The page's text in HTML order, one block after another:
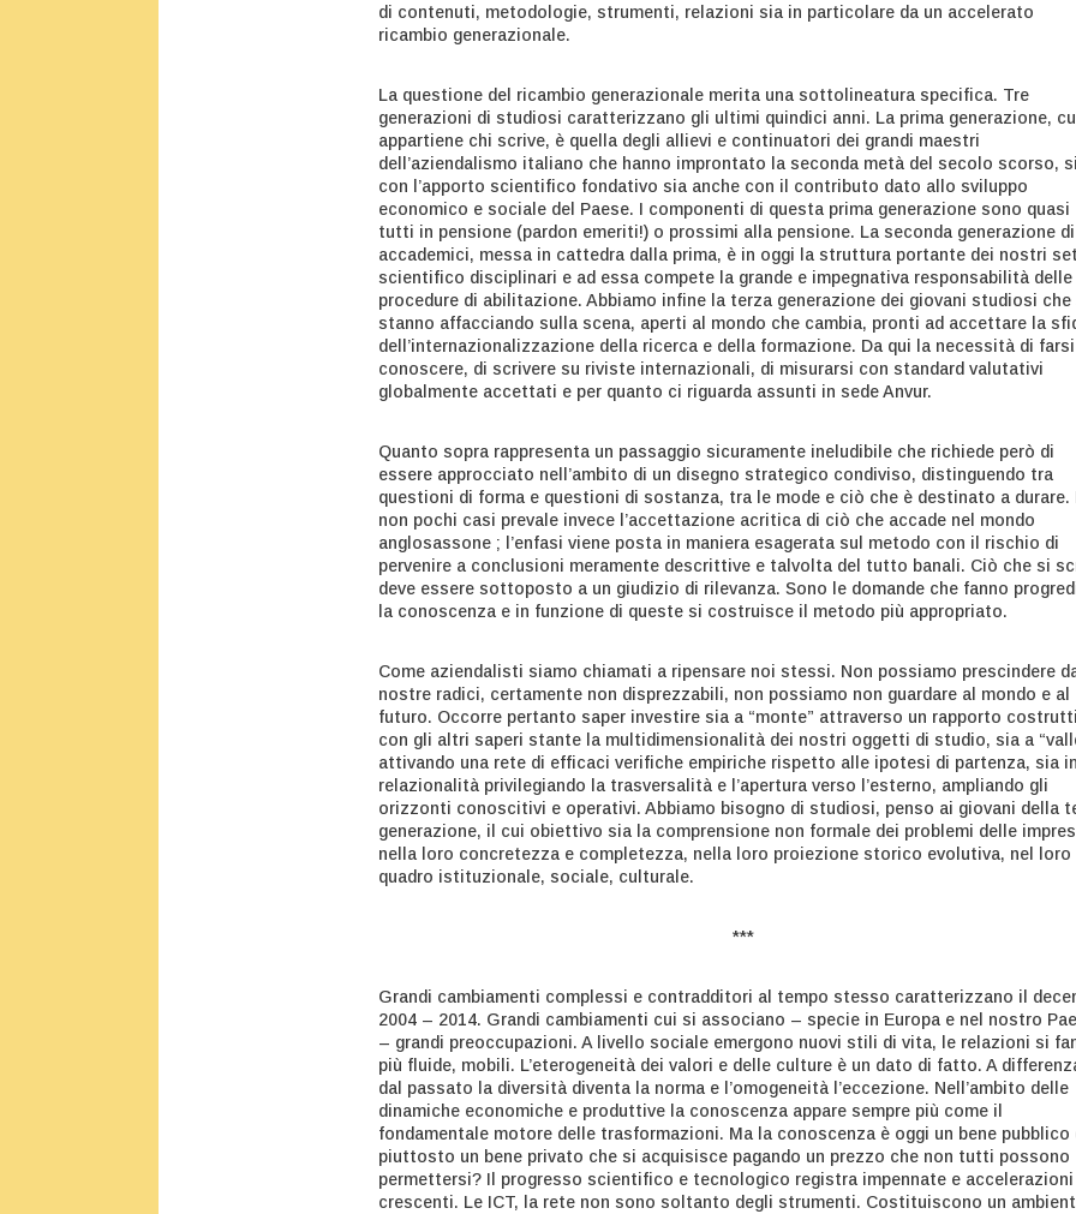
di contenuti, metodologie, strumenti, relazioni sia in particolare da un accelerato
ricambio generazionale.
La questione del ricambio generazionale merita una sottolineatura specifica. Tre
generazioni di studiosi caratterizzano gli ultimi quindici anni. La prima generazione,
appartiene chi scrive, è quella degli allievi e continuatori dei grandi maestri
dell’aziendalismo italiano che hanno improntato la seconda metà del secolo scorso,
con l’apporto scientifico fondativo sia anche con il contributo dato allo sviluppo
economico e sociale del Paese. I componenti di questa prima generazione sono quasi
tutti in pensione (pardon emeriti!) o prossimi alla pensione. La seconda generazione di
accademici, messa in cattedra dalla prima, è in oggi la struttura portante dei nostri
scientifico disciplinari e ad essa compete la grande e impegnativa responsabilità delle
procedure di abilitazione. Abbiamo infine la terza generazione dei giovani studiosi che
stanno affacciando sulla scena, aperti al mondo che cambia, pronti ad accettare la
dell’internazionalizzazione della ricerca e della formazione. Da qui la necessità di farsi
conoscere, di scrivere su riviste internazionali, di misurarsi con standard valutativi
globalmente accettati e per quanto ci riguarda assunti in sede Anvur.
Quanto sopra rappresenta un passaggio sicuramente ineludibile che richiede però di
essere approcciato nell’ambito di un disegno strategico condiviso, distinguendo tra
questioni di forma e questioni di sostanza, tra le mode e ciò che è destinato a durare.
non pochi casi prevale invece l’accettazione acritica di ciò che accade nel mondo
anglosassone ; l’enfasi viene posta in maniera esagerata sul metodo con il rischio di
pervenire a conclusioni meramente descrittive e talvolta del tutto banali. Ciò che si
deve essere sottoposto a un giudizio di rilevanza. Sono le domande che fanno
la conoscenza e in funzione di queste si costruisce il metodo più appropriato.
Come aziendalisti siamo chiamati a ripensare noi stessi. Non possiamo prescindere
nostre radici, certamente non disprezzabili, non possiamo non guardare al mondo e al
futuro. Occorre pertanto saper investire sia a “monte” attraverso un rapporto
con gli altri saperi stante la multidimensionalità dei nostri oggetti di studio, sia a
attivando una rete di efficaci verifiche empiriche rispetto alle ipotesi di partenza, sia in
relazionalità privilegiando la trasversalità e l’apertura verso l’esterno, ampliando gli
orizzonti conoscitivi e operativi. Abbiamo bisogno di studiosi, penso ai giovani della
generazione, il cui obiettivo sia la comprensione non formale dei problemi delle
nella loro concretezza e completezza, nella loro proiezione storico evolutiva, nel loro
quadro istituzionale, sociale, culturale.
***
Grandi cambiamenti complessi e contradditori al tempo stesso caratterizzano il
2004 – 2014. Grandi cambiamenti cui si associano – specie in Europa e nel nostro
– grandi preoccupazioni. A livello sociale emergono nuovi stili di vita, le relazioni si
più fluide, mobili. L’eterogeneità dei valori e delle culture è un dato di fatto. A
dal passato la diversità diventa la norma e l’omogeneità l’eccezione. Nell’ambito delle
dinamiche economiche e produttive la conoscenza appare sempre più come il
fondamentale motore delle trasformazioni. Ma la conoscenza è oggi un bene pubblico
piuttosto un bene privato che si acquisisce pagando un prezzo che non tutti possono
permettersi? Il progresso scientifico e tecnologico registra impennate e accelerazioni
crescenti. Le ICT, la rete non sono soltanto degli strumenti. Costituiscono un